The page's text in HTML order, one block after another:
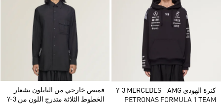
كنزة الهودي Y-3 MERCEDES - AMG
PETRONAS FORMULA 1 TEAM
قميص خارجي من النايلون بشعار
الخطوط الثلاثة متدرج اللون من Y-3